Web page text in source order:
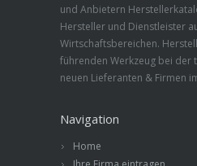
und Anbietern
Hersteller und Dienstleister
Wirtschaftsbereichen.
führenden Werkzeug bei der
neuen Lieferanten & Firmen
Navigation
Home